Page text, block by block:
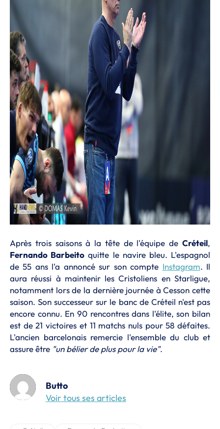
Après trois saisons à la tête de l'équipe de Créteil,
Fernando Barbeito quitte le navire bleu. L'espagnol
de 55 ans l'a annoncé sur son compte Instagram. Il
aura réussi à maintenir les Cristoliens en Starligue,
notamment lors de la dernière journée à Cesson cette
saison. Son successeur sur le banc de Créteil n'est pas
encore connu. En 90 rencontres dans l'élite, son bilan
est de 21 victoires et 11 matchs nuls pour 58 défaites.
L'ancien barcelonais remercie l'ensemble du club et
assure être "un bélier de plus pour la vie".
Butto
Voir tous ses articles